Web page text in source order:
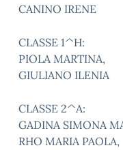
CANINO IRENE
CLASSE 1^H:
PIOLA MARTINA,
GIULIANO ILENIA
CLASSE 2^A:
GADINA SIMONA
RHO MARIA PAOLA,